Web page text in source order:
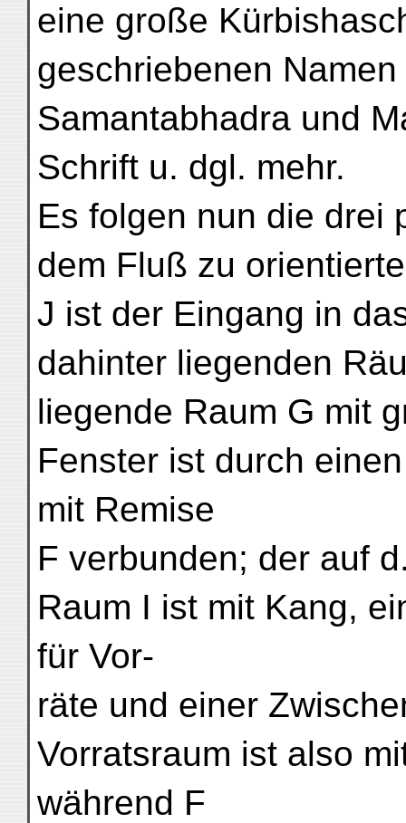
eine große
geschriebenen Namen
Samantabhadra und
Schrift u. dgl. mehr.
Es folgen nun die drei
dem Fluß zu
J ist der Eingang in
dahinter liegenden
liegende Raum G mit
Fenster ist durch
mit Remise
F verbunden; der auf
Raum I ist mit Kang,
für Vor-
räte und einer
Vorratsraum ist also
während F